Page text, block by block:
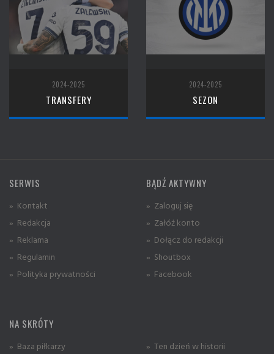
2024-2025
TRANSFERY
2024-2025
SEZON
SERWIS
» Kontakt
» Redakcja
» Reklama
» Regulamin
» Polityka prywatności
BĄDŹ AKTYWNY
» Zaloguj się
» Załóż konto
» Dołącz do redakcji
» Shoutbox
» Facebook
NA SKRÓTY
» Baza piłkarzy » Ten dzień w historii